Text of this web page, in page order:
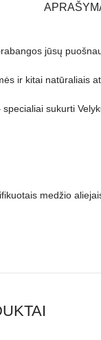
jūsų
ir kitai natūraliais
specialiai sukurti
medžio